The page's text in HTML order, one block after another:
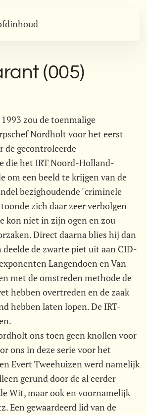
(005)
zou de toenmalige
Nordholt voor het eerst
de gecontroleerde
die het IRT Noord-Holland-
om een beeld te krijgen van de
bezighoudende "criminele
zich daar zeer verbolgen
kon niet in zijn ogen en zou
Direct daarna blies hij dan
deelde de zwarte piet uit aan CID-
Langendoen en Van
met de omstreden methode de
hebben overtreden en de zaak
hebben laten lopen. De IRT-
ons toen geen knollen voor
ons in deze serie voor het
Evert Tweehuizen werd namelijk
gerund door de al eerder
Wit, maar ook en voornamelijk
Een gewaardeerd lid van de